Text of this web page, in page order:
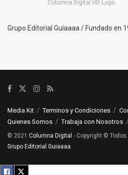
Columna Digital HD Logo
Grupo Editorial Guíaaaa / Fundado en
Media Kit Terminos y Condiciones
Quienes Somos
Trabaja con Nosotros
© 2021 Columna Digital - Copyright ©
Grupo Editorial Guiaaaa.